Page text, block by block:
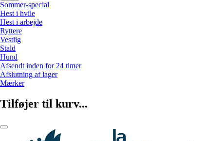
Sommer-special
Hest i hvile
Hest i arbejde
Ryttere
Vestlig
Stald
Hund
Afsendt inden for 24 timer
Afslutning af lager
Mærker
Tilføjer til kurv...